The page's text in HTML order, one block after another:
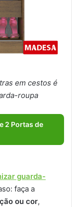
em cestos é
roupa
2 Portas de
guarda-
faça a
ou cor,